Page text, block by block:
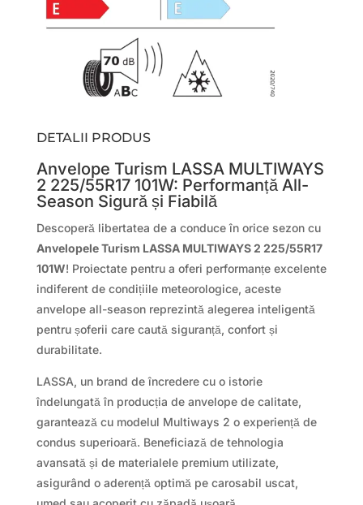
DETALII PRODUS
Anvelope Turism LASSA MULTIWAYS
2 225/55R17 101W: Performanță All-
Season Sigură și Fiabilă
Descoperă libertatea de a conduce în orice sezon cu
Anvelopele Turism LASSA MULTIWAYS 2 225/55R17
101W! Proiectate pentru a oferi performanțe excelente
indiferent de condițiile meteorologice, aceste
anvelope all-season reprezintă alegerea inteligentă
pentru șoferii care caută siguranță, confort și
durabilitate.
LASSA, un brand de încredere cu o istorie
îndelungată în producția de anvelope de calitate,
garantează cu modelul Multiways 2 o experiență de
condus superioară. Beneficiază de tehnologia
avansată și de materialele premium utilizate,
asigurând o aderență optimă pe carosabil uscat,